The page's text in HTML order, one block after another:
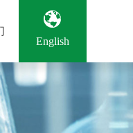
English